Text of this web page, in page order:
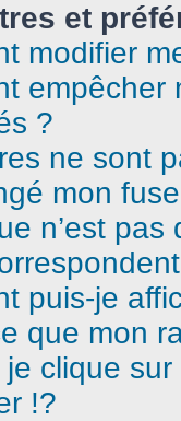
et
modifier
empêcher
?
ne sont
mon
n’est pas
puis-je
que mon
clique sur
!?